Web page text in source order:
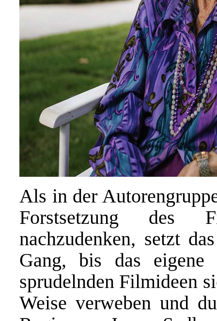
Als in der
Forstsetzung des
nachzudenken, setzt
Gang, bis das
sprudelnden Filmideen
Weise verweben und